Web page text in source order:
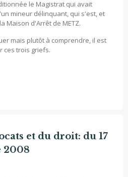
le Magistrat qui avait
mineur délinquant, qui s'est, et
Maison d'Arrêt de METZ.
mais plutôt à comprendre, il est
ces trois griefs.
et du droit: du 17
2008